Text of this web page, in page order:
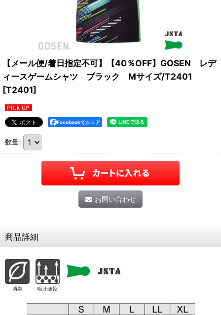
【メール便/着日指定不可】【40％OFF】GOSEN レデ
ィースゲームシャツ ブラック Mサイズ/T2401
[T2401]
Facebookでシェア
数量:
お問い合わせ
商品詳細